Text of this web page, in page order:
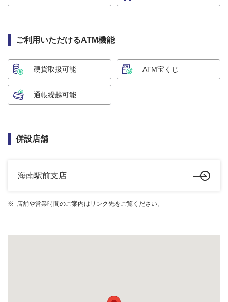
ご利用いただけるATM機能
硬貨取扱可能 ATM宝くじ
通帳繰越可能
併設店舗
海南駅前支店
店舗や営業時間のご案内はリンク先をご覧ください。